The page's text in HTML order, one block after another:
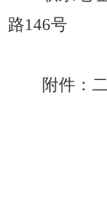
路146号
附件：